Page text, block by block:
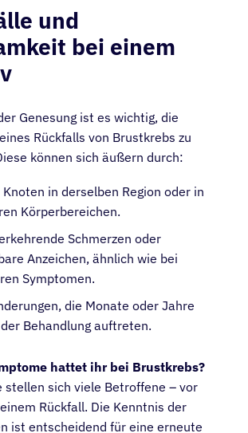
und
bei einem
Genesung ist es wichtig, die
Rückfalls von Brustkrebs zu
können sich äußern durch:
Knoten in derselben Region oder in
Körperbereichen.
Schmerzen oder
Anzeichen, ähnlich wie bei
Symptomen.
die Monate oder Jahre
Behandlung auftreten.
hattet ihr bei Brustkrebs?
stellen sich viele Betroffene – vor
Rückfall. Die Kenntnis der
ist entscheidend für eine erneute